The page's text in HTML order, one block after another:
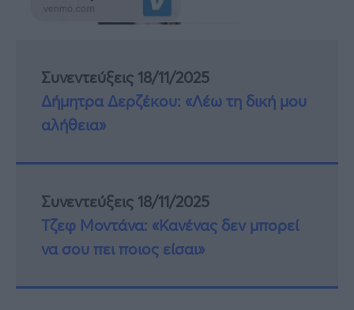
Συνεντεύξεις 18/11/2025
Δήμητρα Δερζέκου: «Λέω τη δική μου
αλήθεια»
Συνεντεύξεις 18/11/2025
Τζεφ Μοντάνα: «Κανένας δεν μπορεί
να σου πει ποιος είσαι»